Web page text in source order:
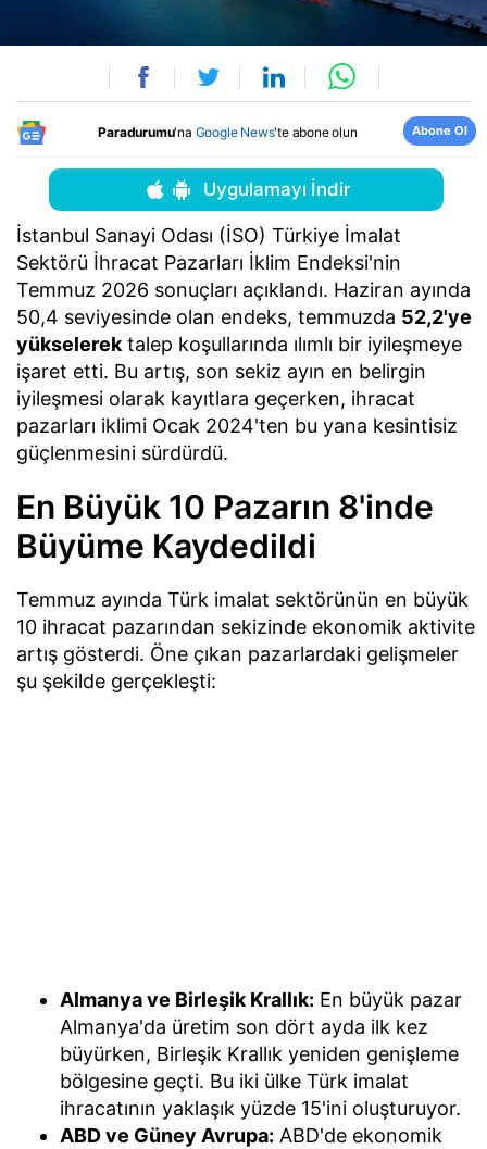
Paradurumu'na Google News'te abone olun Abone Ol
Uygulamayı İndir
İstanbul Sanayi Odası (İSO) Türkiye İmalat
Sektörü İhracat Pazarları İklim Endeksi'nin
Temmuz 2026 sonuçları açıklandı. Haziran ayında
50,4 seviyesinde olan endeks, temmuzda 52,2'ye
yükselerek talep koşullarında ılımlı bir iyileşmeye
işaret etti. Bu artış, son sekiz ayın en belirgin
iyileşmesi olarak kayıtlara geçerken, ihracat
pazarları iklimi Ocak 2024'ten bu yana kesintisiz
güçlenmesini sürdürdü.
En Büyük 10 Pazarın 8'inde
Büyüme Kaydedildi
Temmuz ayında Türk imalat sektörünün en büyük
10 ihracat pazarından sekizinde ekonomik aktivite
artış gösterdi. Öne çıkan pazarlardaki gelişmeler
şu şekilde gerçekleşti:
Almanya ve Birleşik Krallık: En büyük pazar
Almanya'da üretim son dört ayda ilk kez
büyürken, Birleşik Krallık yeniden genişleme
bölgesine geçti. Bu iki ülke Türk imalat
ihracatının yaklaşık yüzde 15'ini oluşturuyor.
ABD ve Güney Avrupa: ABD'de ekonomik